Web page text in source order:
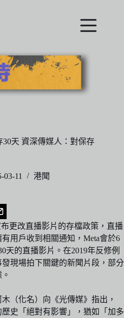
30天 資深傳媒人：對保存
03-11 港聞
布更改直播影片的存檔政策，直播
用戶收到相關通知，Meta會於6
天的直播影片。在2019年反修例
現場拍下關鍵的新聞片段，部分
（化名）向《光傳媒》指出，
史「絕對有影響」，猶如「加多